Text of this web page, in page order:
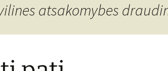
atsakomybes